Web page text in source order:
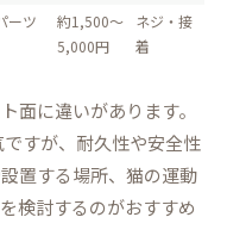
ーツ
約1,500～
5,000円
ネジ・接
着
面に違いがあります。
すが、耐久性や安全性
置する場所、猫の運動
検討するのがおすすめ